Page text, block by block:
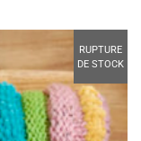
RUPTURE
DE STOCK